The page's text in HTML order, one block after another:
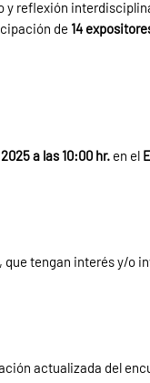
reflexión
de 14
a las 10:00 hr. en el
tengan interés y/o
actualizada del